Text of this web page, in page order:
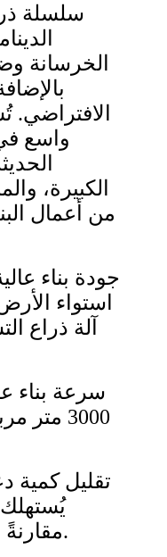
سلسلة
الخرسانة
واسع
الكبيرة،
من أعمال
​​استواء
3000
مقارنةً بالطريقة التقليدية.